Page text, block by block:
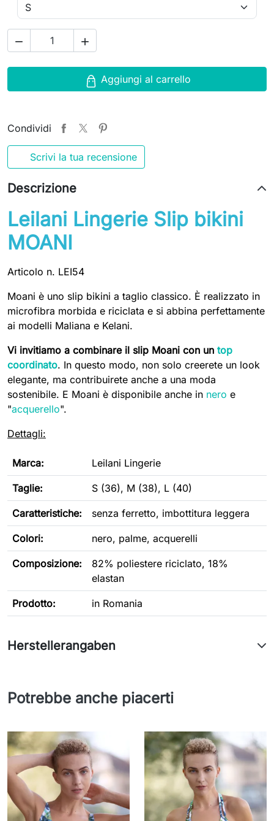
 
Aggiungi al carrello
Condividi
Scrivi la tua recensione
Descrizione
Leilani Lingerie Slip bikini
MOANI
Articolo n. LEI54
Moani è uno slip bikini a taglio classico. È realizzato in
microfibra morbida e riciclata e si abbina perfettamente
ai modelli Maliana e Kelani.
Vi invitiamo a combinare il slip Moani con un top
coordinato. In questo modo, non solo creerete un look
elegante, ma contribuirete anche a una moda
sostenibile. E Moani è disponibile anche in nero e
"acquerello".
Dettagli:
Marca: Leilani Lingerie
Taglie: S (36), M (38), L (40)
Caratteristiche: senza ferretto, imbottitura leggera
Colori: nero, palme, acquerelli
Composizione:
82% poliestere riciclato, 18%
elastan
Prodotto: in Romania
Herstellerangaben
Potrebbe anche piacerti